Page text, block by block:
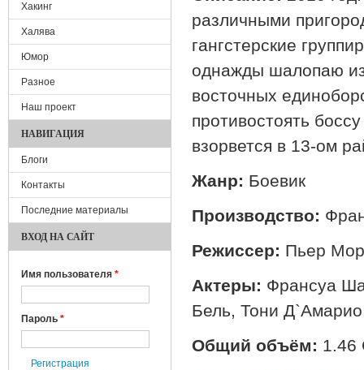
Описание:2010 год.
различными
гангстерские
однажды шалопаю
восточных
противостоять
Актеры:Франсуа
Хакинг
Халява
Юмор
Разное
Наш проект
НАВИГАЦИЯ
Блоги
Контакты
Последние материалы
ВХОД НА САЙТ
Имя пользователя *
Пароль *
Регистрация